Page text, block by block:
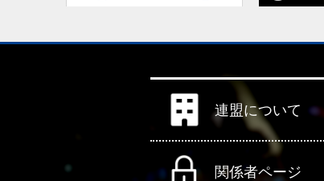
連盟について
関係者ページ